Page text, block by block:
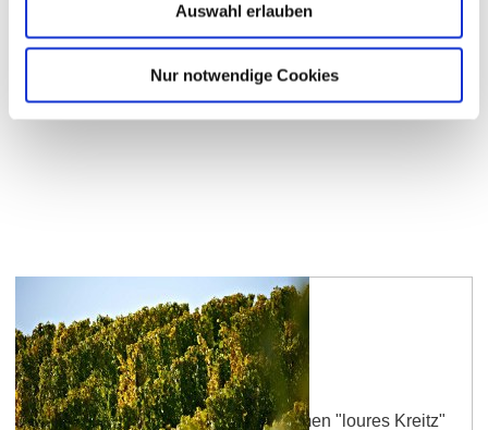
Auswahl erlauben
Nur notwendige Cookies
(Westen) und Taunus…
mehr erfahren
Framersheimer Kreuzweg
Die Lage wurde 1671 mit dem Namen "loures Kreitz"